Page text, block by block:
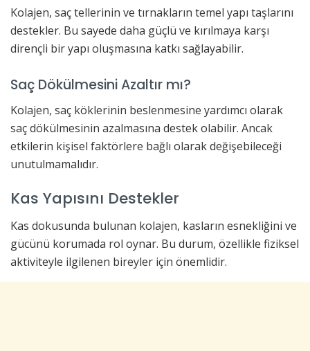
Kolajen, saç tellerinin ve tırnakların temel yapı taşlarını
destekler. Bu sayede daha güçlü ve kırılmaya karşı
dirençli bir yapı oluşmasına katkı sağlayabilir.
Saç Dökülmesini Azaltır mı?
Kolajen, saç köklerinin beslenmesine yardımcı olarak
saç dökülmesinin azalmasına destek olabilir. Ancak
etkilerin kişisel faktörlere bağlı olarak değişebileceği
unutulmamalıdır.
Kas Yapısını Destekler
Kas dokusunda bulunan kolajen, kasların esnekliğini ve
gücünü korumada rol oynar. Bu durum, özellikle fiziksel
aktiviteyle ilgilenen bireyler için önemlidir.